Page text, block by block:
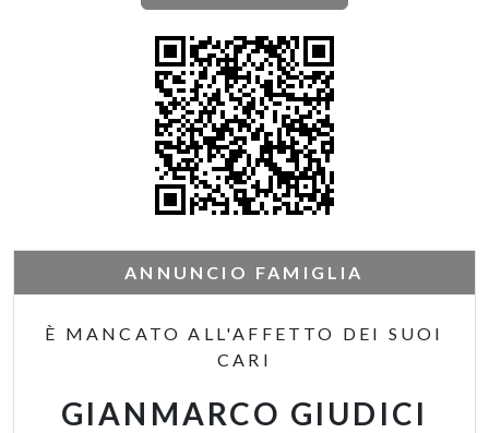
ANNUNCIO FAMIGLIA
È MANCATO ALL'AFFETTO DEI SUOI
CARI
GIANMARCO GIUDICI